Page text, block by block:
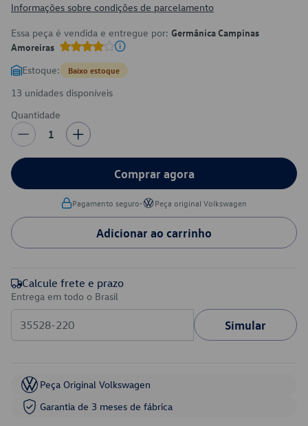
Informações sobre condições de parcelamento
Essa peça é vendida e entregue por: Germânica Campinas
Amoreiras
Estoque: Baixo estoque
13 unidades disponíveis
Quantidade
1
Comprar agora
Pagamento seguro• Peça original Volkswagen
Adicionar ao carrinho
Calcule frete e prazo
Entrega em todo o Brasil
Simular
Peça Original Volkswagen
Garantia de 3 meses de fábrica